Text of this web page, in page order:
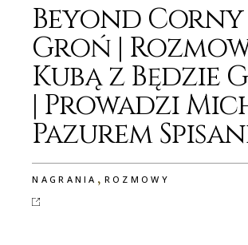
Beyond Corny
Groń |
Kubą z Będzie
| Prowadzi
Pazurem
NAGRANIA , ROZMOWY